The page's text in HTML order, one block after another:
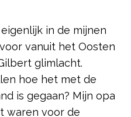
in de mijnen
vanuit het Oosten
glimlacht.
hoe het met de
is gegaan? Mijn opa
waren voor de